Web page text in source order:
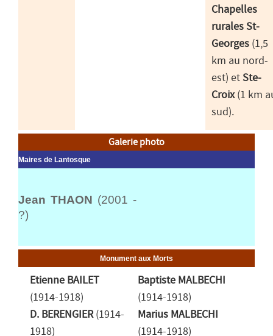
Chapelles
rurales St-
Georges (1,5
km au nord-
est) et Ste-
Croix(1 km
sud).
Galerie photo
Maires de Lantosque
Jean THAON (2001 -
?)
Monument aux Morts
Etienne BAILET
(1914-1918)
D. BERENGIER(1914-
1918)
Baptiste MALBECHI
(1914-1918)
Marius MALBECHI
(1914-1918)